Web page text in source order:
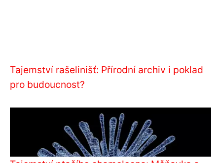
Tajemství rašelinišť: Přírodní archiv i poklad
pro budoucnost?